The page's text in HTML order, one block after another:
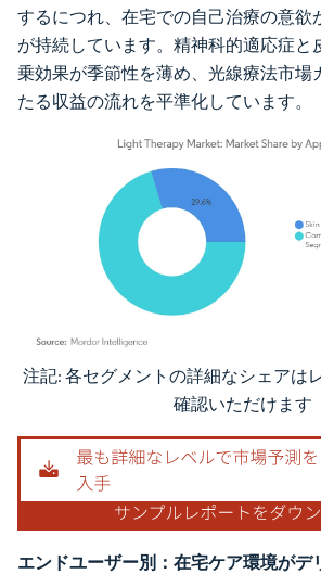
するにつれ、在宅での自己治療の意欲
が持続しています。精神科的適応症と
乗効果が季節性を薄め、光線療法市場
たる収益の流れを平準化しています。
画像 © Mordor Intelligence。再利用にはCC BY 4.0
注記: 各セグメントの詳細なシェアは
確認いただけます
エンドユーザー別：在宅ケア環境がデ